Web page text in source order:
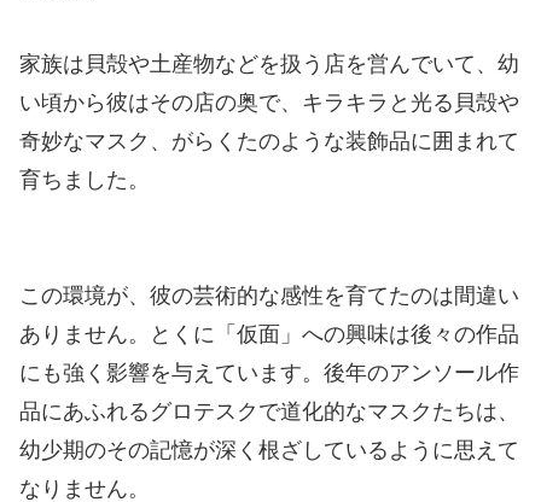
家族は貝殻や土産物などを扱う店を営んでいて、幼
い頃から彼はその店の奥で、キラキラと光る貝殻や
奇妙なマスク、がらくたのような装飾品に囲まれて
育ちました。
この環境が、彼の芸術的な感性を育てたのは間違い
ありません。とくに「仮面」への興味は後々の作品
にも強く影響を与えています。後年のアンソール作
品にあふれるグロテスクで道化的なマスクたちは、
幼少期のその記憶が深く根ざしているように思えて
なりません。